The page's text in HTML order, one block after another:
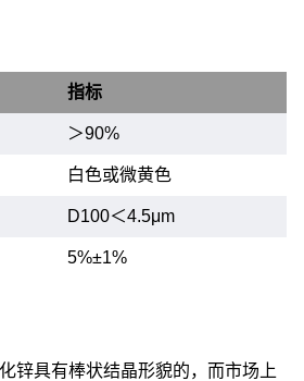
指标
＞90%
白色或微黄色
D100＜4.5μm
5%±1%
锌具有棒状结晶形貌的，而市场上